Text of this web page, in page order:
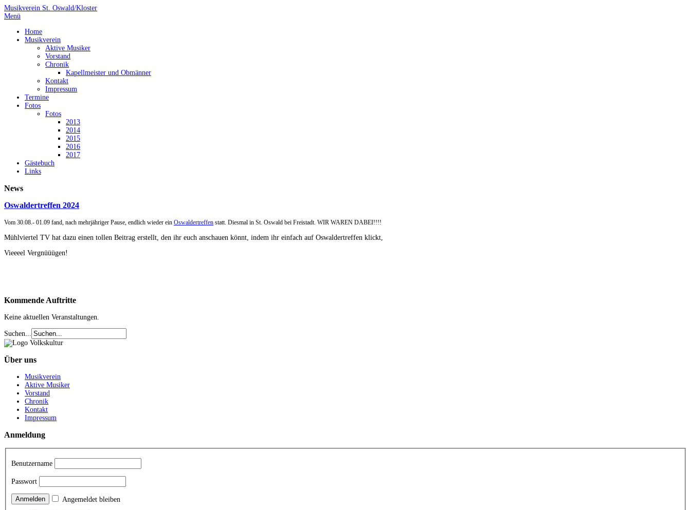
Musikverein St. Oswald/Kloster
Menü
Home
Musikverein
Aktive Musiker
Vorstand
Chronik
Kapellmeister und Obmänner
Kontakt
Impressum
Termine
Fotos
Fotos
2013
2014
2015
2016
2017
Gästebuch
Links
News
Oswaldertreffen 2024
Vom 30.08.- 01.09 fand, nach mehrjähriger Pause, endlich wieder ein Oswaldertreffen statt. Diesmal in St. Oswald bei Freistadt. WIR WAREN DABEI!!!!
Mühlviertel TV hat dazu einen tollen Beitrag erstellt, den ihr euch anschauen könnt, indem ihr einfach auf Oswaldertreffen klickt,
Vieeeel Vergnüüügen!
Kommende Auftritte
Keine aktuellen Veranstaltungen.
Suchen...
Über uns
Musikverein
Aktive Musiker
Vorstand
Chronik
Kontakt
Impressum
Anmeldung
Benutzername
Passwort
Angemeldet bleiben